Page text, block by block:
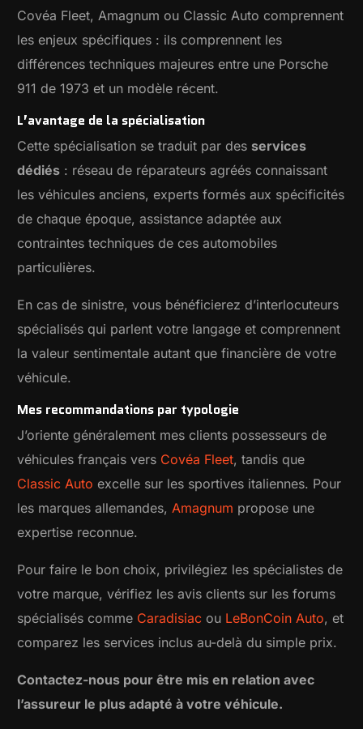
Covéa Fleet, Amagnum ou Classic Auto comprennent
les enjeux spécifiques : ils comprennent les
différences techniques majeures entre une Porsche
911 de 1973 et un modèle récent.
L’avantage de la spécialisation
Cette spécialisation se traduit par des services
dédiés : réseau de réparateurs agréés connaissant
les véhicules anciens, experts formés aux spécificités
de chaque époque, assistance adaptée aux
contraintes techniques de ces automobiles
particulières.
En cas de sinistre, vous bénéficierez d’interlocuteurs
spécialisés qui parlent votre langage et comprennent
la valeur sentimentale autant que financière de votre
véhicule.
Mes recommandations par typologie
J’oriente généralement mes clients possesseurs de
véhicules français vers Covéa Fleet, tandis que
Classic Auto excelle sur les sportives italiennes. Pour
les marques allemandes, Amagnum propose une
expertise reconnue.
Pour faire le bon choix, privilégiez les spécialistes de
votre marque, vérifiez les avis clients sur les forums
spécialisés comme Caradisiac ou LeBonCoin Auto, et
comparez les services inclus au-delà du simple prix.
Contactez-nous pour être mis en relation avec
l’assureur le plus adapté à votre véhicule.